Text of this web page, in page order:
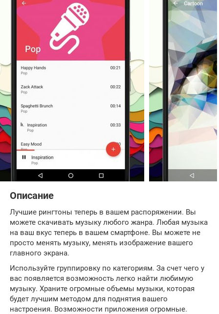
Описание
Лучшие рингтоны теперь в вашем распоряжении. Вы
можете скачивать музыку любого жанра. Любая музыка
на ваш вкус теперь в вашем смартфоне. Вы можете не
просто менять музыку, менять изображение вашего
главного экрана.
Используйте группировку по категориям. За счет чего у
вас появляется возможность легко найти любимую
музыку. Храните огромные объемы музыки, которая
будет лучшим методом для поднятия вашего
настроения. Возможности приложения огромные.